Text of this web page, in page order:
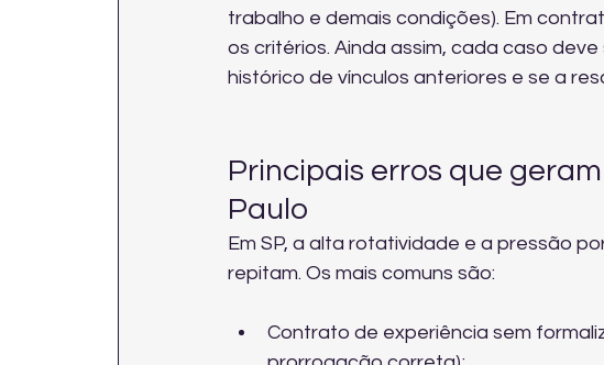
trabalho e demais condições). Em
os critérios. Ainda assim, cada caso
histórico de vínculos anteriores e se a
Principais erros que
Paulo
Em SP, a alta rotatividade e a pressão
repitam. Os mais comuns são:
Contrato de experiência sem